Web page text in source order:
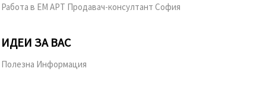
Работа в ЕМ АРТ Продавач-консултант София
ИДЕИ ЗА ВАС
Полезна Информация